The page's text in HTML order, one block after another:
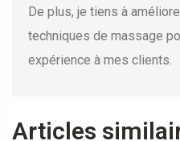
De plus, je tiens à
techniques de massage
expérience à mes clients.
Articles